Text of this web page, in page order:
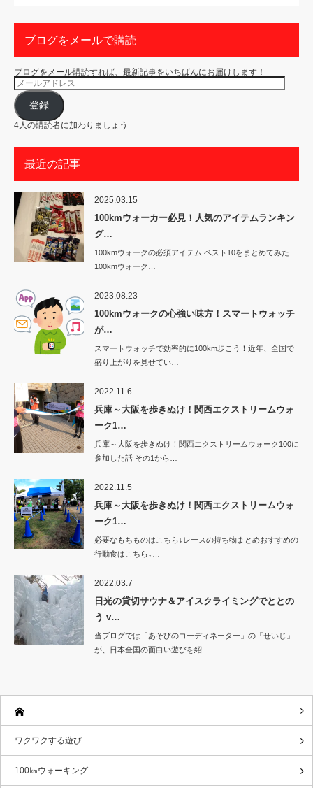
ブログをメールで購読
ブログをメール購読すれば、最新記事をいちばんにお届けします！
メ
ー
ル
ア
ド
レ
ス
登録
4人の購読者に加わりましょう
最近の記事
2025.03.15
100kmウォーカー必見！人気のアイテムランキン
グ…
100kmウォークの必須アイテム ベスト10をまとめてみた
100kmウォーク…
2023.08.23
100kmウォークの心強い味方！スマートウォッチ
が…
スマートウォッチで効率的に100km歩こう！近年、全国で
盛り上がりを見せてい…
2022.11.6
兵庫～大阪を歩きぬけ！関西エクストリームウォ
ーク1…
兵庫～大阪を歩きぬけ！関西エクストリームウォーク100に
参加した話 その1から…
2022.11.5
兵庫～大阪を歩きぬけ！関西エクストリームウォ
ーク1…
必要なもちものはこちら↓レースの持ち物まとめおすすめの
行動食はこちら↓…
2022.03.7
日光の貸切サウナ＆アイスクライミングでととの
う v…
当ブログでは「あそびのコーディネーター」の「せいじ」
が、日本全国の面白い遊びを紹…
ワクワクする遊び
100㎞ウォーキング